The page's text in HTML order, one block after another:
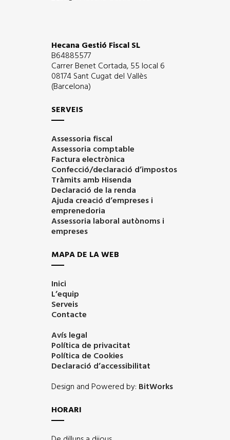
Hecana Gestió Fiscal SL
B64885577
Carrer Benet Cortada, 55 local 6
08174 Sant Cugat del Vallès
(Barcelona)
SERVEIS
Assessoria fiscal
Assessoria comptable
Factura electrònica
Confecció/declaració d’impostos
Tràmits amb Hisenda
Declaració de la renda
Ajuda creació d’empreses i
emprenedoria
Assessoria laboral autònoms i
empreses
MAPA DE LA WEB
Inici
L’equip
Serveis
Contacte
Avís legal
Política de privacitat
Política de Cookies
Declaració d’accessibilitat
Design and Powered by: BitWorks
HORARI